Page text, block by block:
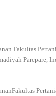
Fakultas
Parepare,